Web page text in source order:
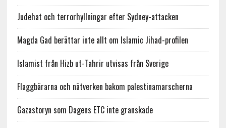
Judehat och terrorhyllningar efter Sydney-attacken
Magda Gad berättar inte allt om Islamic Jihad-profilen
Islamist från Hizb ut-Tahrir utvisas från Sverige
Flaggbärarna och nätverken bakom palestinamarscherna
Gazastoryn som Dagens ETC inte granskade